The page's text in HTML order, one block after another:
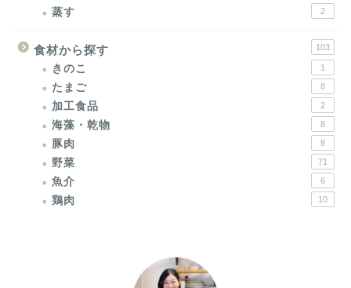
蒸す 2
食材から探す 103
きのこ 1
たまご 8
加工食品 2
海藻・乾物 8
豚肉 8
野菜 71
魚介 6
鶏肉 10